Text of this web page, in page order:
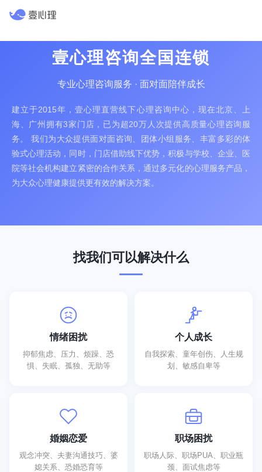
壹心理咨询全国连锁
专业心理咨询服务 · 面对面陪伴成长
建立于2015年，壹心理直营线下心理咨询中心，现在北京、上
海、广州拥有3家门店，已为超20万人次提供高质量心理咨询服
务。 我们为大众提供面对面咨询、团体小组服务、丰富多彩的体
验式心理活动，同时，门店借助线下优势，积极与学校、企业、医
院等社会机构建立紧密的合作关系，通过多元化的心理服务产品，
为大众心理健康提供更有效的解决方案。
找我们可以解决什么
情绪困扰
抑郁焦虑、压力、烦躁、恐
惧、失眠、孤独、无助等
个人成长
自我探索、童年创伤、人生规
划、敏感自卑等
婚姻恋爱
观念冲突、夫妻沟通技巧、婆
媳关系、恐婚恐育等
职场困扰
职场人际、职场PUA、职业瓶
颈、面试焦虑等